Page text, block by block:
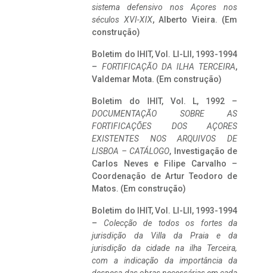
sistema defensivo nos Açores nos
séculos XVI-XIX, Alberto Vieira. (Em
construção)
Boletim do IHIT, Vol. LI-LII, 1993-1994
– FORTIFICAÇÃO DA ILHA TERCEIRA,
Valdemar Mota. (Em construção)
Boletim do IHIT, Vol. L, 1992 –
DOCUMENTAÇÃO SOBRE AS
FORTIFICAÇÕES DOS AÇORES
EXISTENTES NOS ARQUIVOS DE
LISBOA – CATÁLOGO, Investigação de
Carlos Neves e Filipe Carvalho –
Coordenação de Artur Teodoro de
Matos. (Em construção)
Boletim do IHIT, Vol. LI-LII, 1993-1994
– Colecção de todos os fortes da
jurisdição da Villa da Praia e da
jurisdição da cidade na ilha Terceira,
com a indicação da importância da